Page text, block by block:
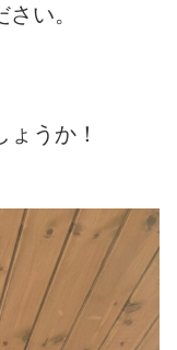
い。
ょうか！